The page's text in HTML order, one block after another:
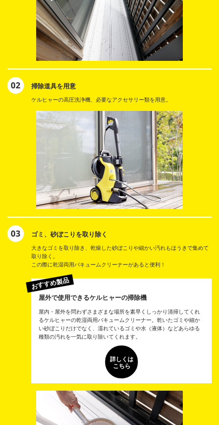
02 掃除道具を用意
ケルヒャーの高圧洗浄機、必要なアクセサリー類を用意。
03 ゴミ、砂ぼこりを取り除く
大きなゴミを取り除き、乾燥した砂ぼこりや細かい汚れもほうきで集めて
取り除く。
この際に乾湿両用バキュームクリーナーがあると便利！
おすすめ製品
屋外で使用できるケルヒャーの掃除機
屋内・屋外を問わずさまざまな場所を素早くしっかり清掃してくれ
るケルヒャーの乾湿両用バキュームクリーナー。乾いたゴミや細か
い砂ぼこりだけでなく、濡れているゴミや水（液体）などあらゆる
種類の汚れを一気に取り除いてくれます。
詳しくは
こちら